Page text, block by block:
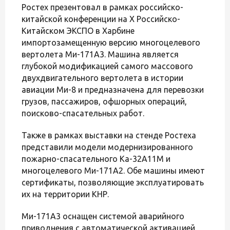
Ростех презентовал в рамках российско-
китайской конференции на Х Российско-
Китайском ЭКСПО в Харбине
импортозамещенную версию многоцелевого
вертолета Ми-171А3. Машина является
глубокой модификацией самого массового
двухдвигательного вертолета в истории
авиации Ми-8 и предназначена для перевозки
грузов, пассажиров, офшорных операций,
поисково-спасательных работ.
Также в рамках выставки на стенде Ростеха
представили модели модернизированного
пожарно-спасательного Ка-32А11М и
многоцелевого Ми-171А2. Обе машины имеют
сертификаты, позволяющие эксплуатировать
их на территории КНР.
Ми-171А3 оснащен системой аварийного
приводнения с автоматической активацией